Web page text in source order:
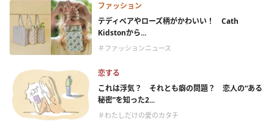
ファッション
テディベアやローズ柄がかわいい！ Cath
Kidstonから...
＃ファッションニュース
恋する
これは浮気？ それとも癖の問題？ 恋人の“ある
秘密”を知った2...
＃わたしだけの愛のカタチ